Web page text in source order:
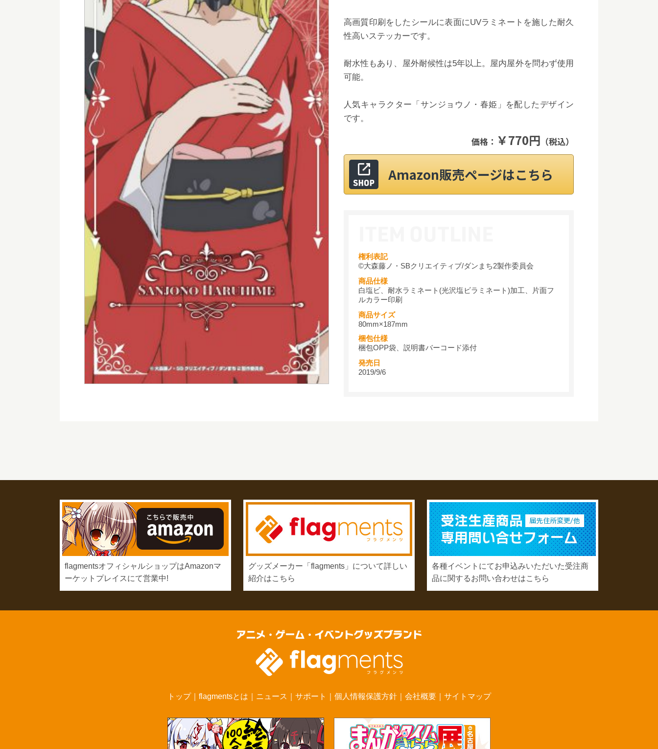
高画質印刷をしたシールに表面にUVラミネートを施した耐久
性高いステッカーです。
耐水性もあり、屋外耐候性は5年以上。屋内屋外を問わず使用
可能。
人気キャラクター「サンジョウノ・春姫」を配したデザイン
です。
価格： ￥770円 （税込）
Amazon販売ページはこちら
権利表記
©大森藤ノ・SBクリエイティブ/ダンまち2製作委員会
商品仕様
白塩ビ、耐水ラミネート(光沢塩ビラミネート)加工、片面フ
ルカラー印刷
商品サイズ
80mm×187mm
梱包仕様
梱包OPP袋、説明書バーコード添付
発売日
2019/9/6
flagmentsオフィシャルショップはAmazonマ
ーケットプレイスにて営業中!
グッズメーカー「flagments」について詳しい
紹介はこちら
各種イベントにてお申込みいただいた受注商
品に関するお問い合わせはこちら
トップ｜ flagmentsとは ニュース サポート 個人情報保護方針｜ 会社概要｜ サイトマップ